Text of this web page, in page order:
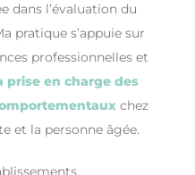
dans l’évaluation du
pratique s’appuie sur
professionnelles et
prise en charge des
chez
et la personne âgée.